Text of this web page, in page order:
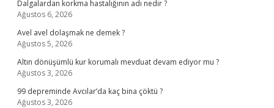
Dalgalardan korkma hastalığının adı nedir ?
Ağustos 6, 2026
Avel avel dolaşmak ne demek ?
Ağustos 5, 2026
Altın dönüşümlü kur korumalı mevduat devam ediyor mu ?
Ağustos 3, 2026
99 depreminde Avcılar’da kaç bina çöktü ?
Ağustos 3, 2026